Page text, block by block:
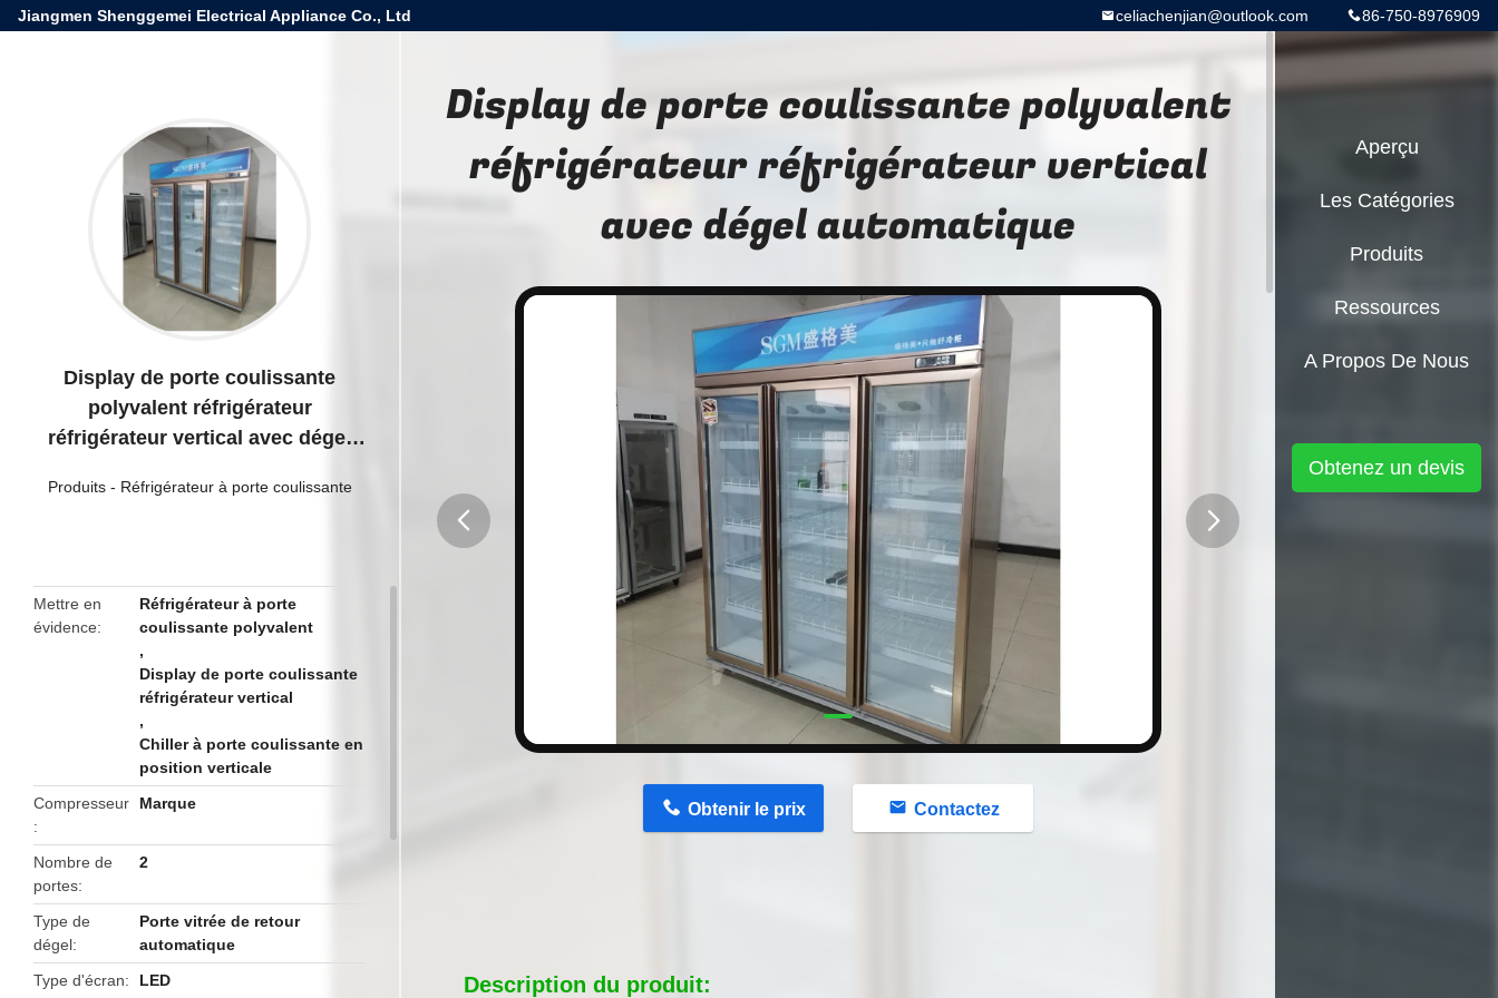
Jiangmen Shenggemei Electrical Appliance Co., Ltd 86-750-8976909
celiachenjian@outlook.com
Display de porte coulissante
polyvalent réfrigérateur
réfrigérateur vertical avec dégel
Produits- Réfrigérateur à porte coulissante
Mettre en
évidence
Réfrigérateur à porte
coulissante polyvalent
,
Display de porte coulissante
réfrigérateur vertical
,
Chiller à porte coulissante en
position verticale
Compresseur
Marque
Nombre de
portes
2
Type de
dégel
Porte vitrée de retour
automatique
Type d'écran
LED
Display de porte coulissante polyvalent
réfrigérateur réfrigérateur vertical
avec dégel automatique
Obtenir le prix Contactez
Description du produit:
Aperçu
Les Catégories
Produits
Ressources
A Propos De Nous
Obtenez un devis